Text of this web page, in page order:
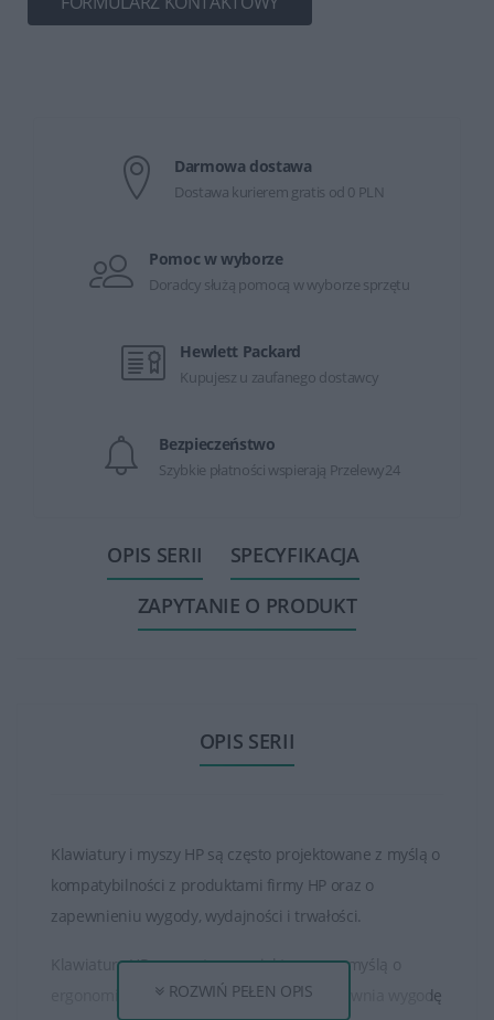
Darmowa dostawa
Dostawa kurierem gratis od 0 PLN
Pomoc w wyborze
Doradcy służą pomocą w wyborze sprzętu
Hewlett Packard
Kupujesz u zaufanego dostawcy
Bezpieczeństwo
Szybkie płatności wspierają Przelewy24
OPIS SERII
SPECYFIKACJA
ZAPYTANIE O PRODUKT
OPIS SERII
Klawiatury i myszy HP są często projektowane z myślą o
kompatybilności z produktami firmy HP oraz o
zapewnieniu wygody, wydajności i trwałości.
Klawiatury HP są często zaprojektowane z myślą o
ergonomicznym ułożeniu klawiszy, co zapewnia wygodę
ROZWIŃ PEŁEN OPIS